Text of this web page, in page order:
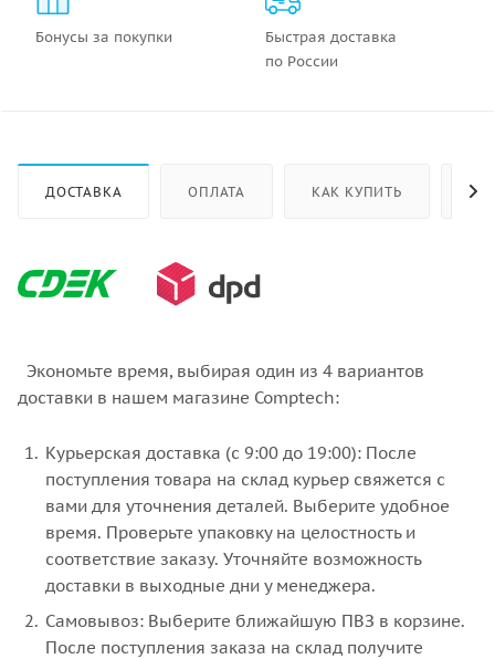
Бонусы за покупки
Быстрая доставка
по России
ДОСТАВКА ОПЛАТА КАК КУПИТЬ
Экономьте время, выбирая один из 4 вариантов
доставки в нашем магазине Comptech:
Курьерская доставка (с 9:00 до 19:00): После
поступления товара на склад курьер свяжется с
вами для уточнения деталей. Выберите удобное
время. Проверьте упаковку на целостность и
соответствие заказу. Уточняйте возможность
доставки в выходные дни у менеджера.
Самовывоз: Выберите ближайшую ПВЗ в корзине.
После поступления заказа на склад получите